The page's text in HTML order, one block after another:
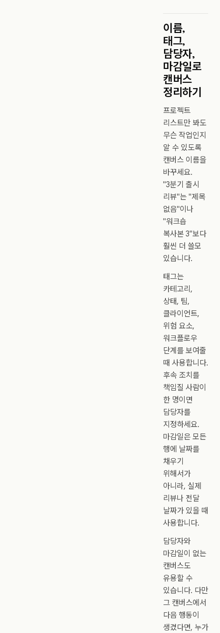
이름,
태그,
담당자,
마감일로
캔버스
정리하기
프로젝트
리스트만 봐도
무슨 작업인지
알 수 있도록
캔버스 이름을
바꾸세요.
"3분기 출시
리뷰"는 "제목
없음"이나
"워크숍
복사본 3"보다
훨씬 더 쓸모
있습니다.
태그는
카테고리,
상태, 팀,
클라이언트,
위험 요소,
워크플로우
단계를 보여줄
때 사용합니다.
후속 조치를
책임질 사람이
한 명이면
담당자를
지정하세요.
마감일은 모든
행에 날짜를
채우기
위해서가
아니라, 실제
리뷰나 전달
날짜가 있을 때
사용합니다.
담당자와
마감일이 없는
캔버스도
유용할 수
있습니다. 다만
그 캔버스에서
다음 행동이
생겼다면, 누가